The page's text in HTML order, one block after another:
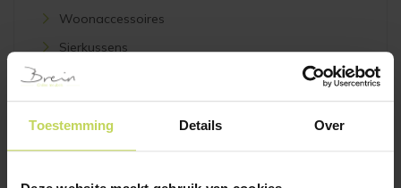
Toestemming Details Over
Woonaccessoires
Sierkussens
Wanddecoratie
VERLICHTING